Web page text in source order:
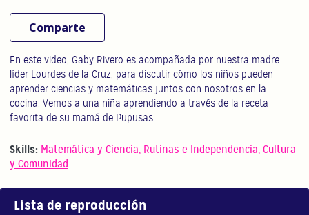
Comparte
En este video, Gaby Rivero es acompañada por nuestra madre
líder Lourdes de la Cruz, para discutir cómo los niños pueden
aprender ciencias y matemáticas juntos con nosotros en la
cocina. Vemos a una niña aprendiendo a través de la receta
favorita de su mamá de Pupusas.
Skills: Matemática y Ciencia, Rutinas e Independencia, Cultura
y Comunidad
Lista de reproducción